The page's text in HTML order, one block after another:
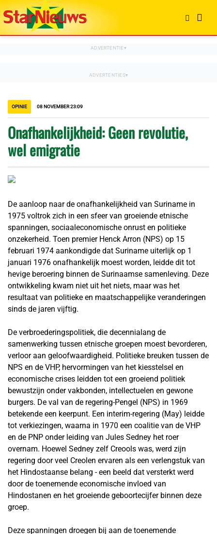
OPINIE 08 NOVEMBER 23:09
Onafhankelijkheid: Geen revolutie,
wel emigratie
De aanloop naar de onafhankelijkheid van Suriname in
1975 voltrok zich in een sfeer van groeiende etnische
spanningen, sociaaleconomische onrust en politieke
onzekerheid. Toen premier Henck Arron (NPS) op 15
februari 1974 aankondigde dat Suriname uiterlijk op 1
januari 1976 onafhankelijk moest worden, leidde dit tot
hevige beroering binnen de Surinaamse samenleving. Deze
ontwikkeling kwam niet uit het niets, maar was het
resultaat van politieke en maatschappelijke veranderingen
sinds de jaren vijftig.
De verbroederingspolitiek, die decennialang de
samenwerking tussen etnische groepen moest bevorderen,
verloor aan geloofwaardigheid. Politieke breuken tussen de
NPS en de VHP, hervormingen van het kiesstelsel en
economische crises leidden tot een groeiend politiek
bewustzijn onder vakbonden, intellectuelen en gewone
burgers. De val van de regering-Pengel (NPS) in 1969
betekende een keerpunt. Een interim-regering (May) leidde
tot verkiezingen, waarna in 1970 een coalitie van de VHP
en de PNP onder leiding van Jules Sedney het roer
overnam. Hoewel Sedney zelf Creools was, werd zijn
regering door veel Creolen ervaren als een verlengstuk van
het Hindostaanse belang - een beeld dat versterkt werd
door de toenemende economische invloed van
Hindostanen en het groeiende geboortecijfer binnen deze
groep.
Deze spanningen droegen bij aan de toenemende